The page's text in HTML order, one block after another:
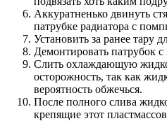
Аккуратненько двинуть
патрубке радиатора с
Установить за ранее тару
Демонтировать патрубок
Слить охлаждающую
осторожность, так как
вероятность обжечься.
После полного слива
крепящие этот